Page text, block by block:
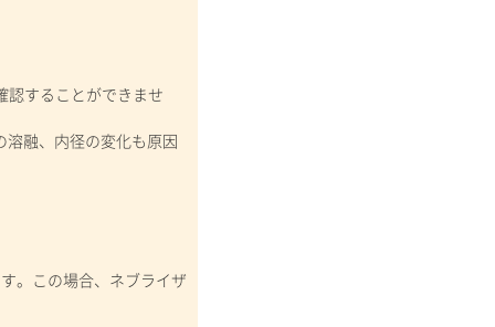
認することができませ
融、内径の変化も原因
。この場合、ネブライザ